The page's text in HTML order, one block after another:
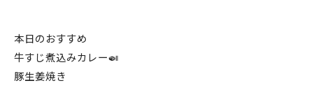
本日のおすすめ
牛すじ煮込みカレー🍛
豚生姜焼き